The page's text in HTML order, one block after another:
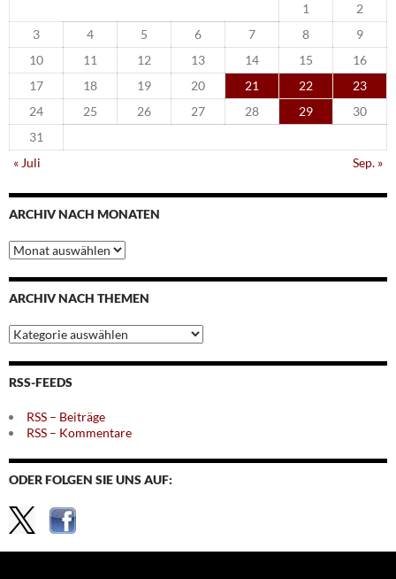
1
2
3
4 5 6 7 8
9
10
11 12 13 14 15
16
17
18 19 20 21 22
23
24
25 26 27 28 29
30
31
« Juli
Sep. »
ARCHIV NACH MONATEN
Archiv
nach
Monaten
ARCHIV NACH THEMEN
Archiv
nach
Themen
RSS-FEEDS
RSS – Beiträge
RSS – Kommentare
ODER FOLGEN SIE UNS AUF: